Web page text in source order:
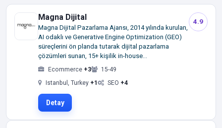
Magna Dijital
Magna Dijital Pazarlama Ajansı, 2014 yılında kurulan,
AI odaklı ve Generative Engine Optimization (GEO)
süreçlerini ön planda tutarak dijital pazarlama
çözümleri sunan, 15+ kişilik in-house...
Ecommerce +3
15-49
Istanbul, Turkey +1 SEO +4
Detay
4.9